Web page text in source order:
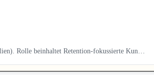
Rolle beinhaltet Retention-fokussierte Kun…